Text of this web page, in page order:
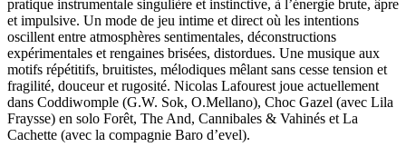
pratique instrumentale singulière et instinctive, à l’énergie brute, âpre
et impulsive. Un mode de jeu intime et direct où les intentions
oscillent entre atmosphères sentimentales, déconstructions
expérimentales et rengaines brisées, distordues. Une musique aux
motifs répétitifs, bruitistes, mélodiques mêlant sans cesse tension et
fragilité, douceur et rugosité. Nicolas Lafourest joue actuellement
dans Coddiwomple (G.W. Sok, O.Mellano), Choc Gazel (avec Lila
Fraysse) en solo Forêt, The And, Cannibales & Vahinés et La
Cachette (avec la compagnie Baro d’evel).